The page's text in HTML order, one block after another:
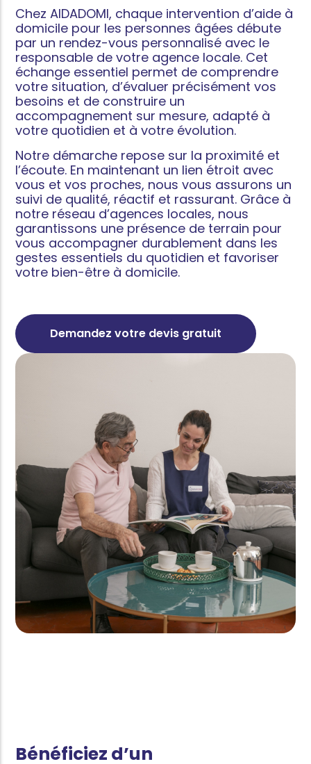
Chez AIDADOMI, chaque intervention d’aide à
domicile pour les personnes âgées débute
par un rendez-vous personnalisé avec le
responsable de votre agence locale. Cet
échange essentiel permet de comprendre
votre situation, d’évaluer précisément vos
besoins et de construire un
accompagnement sur mesure, adapté à
votre quotidien et à votre évolution.
Notre démarche repose sur la proximité et
l’écoute. En maintenant un lien étroit avec
vous et vos proches, nous vous assurons un
suivi de qualité, réactif et rassurant. Grâce à
notre réseau d’agences locales, nous
garantissons une présence de terrain pour
vous accompagner durablement dans les
gestes essentiels du quotidien et favoriser
votre bien-être à domicile.
Demandez votre devis gratuit
Bénéficiez d’un